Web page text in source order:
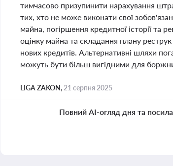
тимчасово призупинити нарахування
тих, хто не може виконати свої
майна, погіршення кредитної історії
оцінку майна та складання плану
нових кредитів. Альтернативні шляхи
можуть бути більш вигідними для
LIGA ZAKON, 21 серпня 2025
Повний AI-огляд дня та